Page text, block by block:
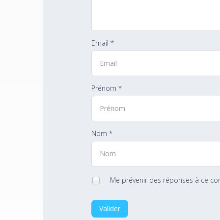
Email *
Prénom *
Nom *
Me prévenir des réponses à ce
Valider